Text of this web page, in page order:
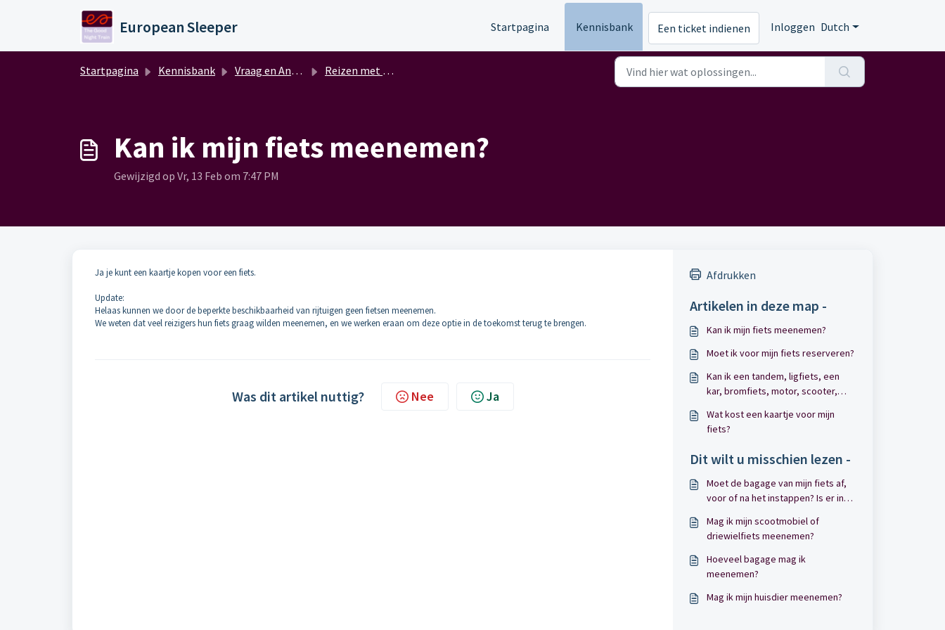
European Sleeper Startpagina Kennisbank Een ticket indienen Inloggen Dutch
Startpagina Kennisbank Vraag en Antwoord (NL) Reizen met de fiets
Kan ik mijn fiets meenemen?
Gewijzigd op Vr, 13 Feb om 7:47 PM
Ja je kunt een kaartje kopen voor een fiets.
Update:
Helaas kunnen we door de beperkte beschikbaarheid van rijtuigen geen fietsen meenemen.
We weten dat veel reizigers hun fiets graag wilden meenemen, en we werken eraan om deze optie in de toekomst terug te brengen.
Was dit artikel nuttig? Nee Ja
Afdrukken
Artikelen in deze map -
Kan ik mijn fiets meenemen?
Moet ik voor mijn fiets reserveren?
Kan ik een tandem, ligfiets, een
kar, bromfiets, motor, scooter,
Wat kost een kaartje voor mijn
fiets?
Dit wilt u misschien lezen -
Moet de bagage van mijn fiets af,
voor of na het instappen? Is er in
bagage op te bergen?
Mag ik mijn scootmobiel of
driewielfiets meenemen?
Hoeveel bagage mag ik
meenemen?
Mag ik mijn huisdier meenemen?